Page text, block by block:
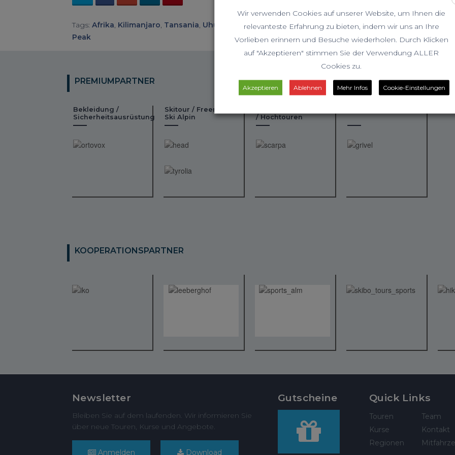
Tags: Afrika, Kilimanjaro, Tansania, Uhuru
Peak
PREMIUMPARTNER
Bekleidung /
Sicherheitsausrüstung
Skitour / Freeride /
Ski Alpin
/ Hochtouren
KOOPERATIONSPARTNER
Newsletter
Bleiben Sie auf dem laufenden. Wir informieren Sie
über neue Touren, Kurse und Angebote.
Anmelden Download
Gutscheine Quick Links
Touren
Kurse
Regionen
Team
Kontakt
Wir verwenden Cookies auf unserer Website, um Ihnen die
relevanteste Erfahrung zu bieten, indem wir uns an Ihre
Vorlieben erinnern und Besuche wiederholen. Durch Klicken
auf "Akzeptieren" stimmen Sie der Verwendung ALLER
Cookies zu.
Akzeptieren Ablehnen Mehr Infos Cookie-Einstellungen